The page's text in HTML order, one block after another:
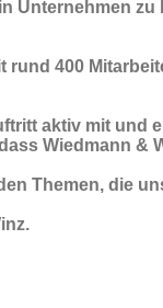
Unternehmen
400
aktiv mit
Wiedmann &
Themen, die